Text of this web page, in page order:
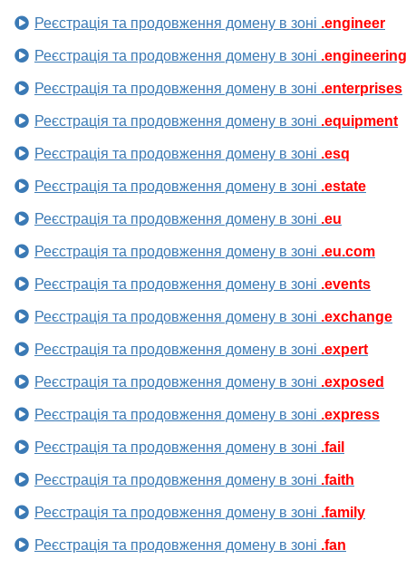
Реєстрація та продовження домену в зоні .engineer
Реєстрація та продовження домену в зоні .engineering
Реєстрація та продовження домену в зоні .enterprises
Реєстрація та продовження домену в зоні .equipment
Реєстрація та продовження домену в зоні .esq
Реєстрація та продовження домену в зоні .estate
Реєстрація та продовження домену в зоні .eu
Реєстрація та продовження домену в зоні .eu.com
Реєстрація та продовження домену в зоні .events
Реєстрація та продовження домену в зоні .exchange
Реєстрація та продовження домену в зоні .expert
Реєстрація та продовження домену в зоні .exposed
Реєстрація та продовження домену в зоні .express
Реєстрація та продовження домену в зоні .fail
Реєстрація та продовження домену в зоні .faith
Реєстрація та продовження домену в зоні .family
Реєстрація та продовження домену в зоні .fan